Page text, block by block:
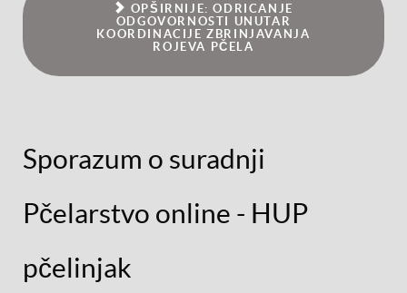
OPŠIRNIJE: ODRICANJE
ODGOVORNOSTI UNUTAR
KOORDINACIJE ZBRINJAVANJA
ROJEVA PČELA
Sporazum o suradnji
Pčelarstvo online - HUP
pčelinjak